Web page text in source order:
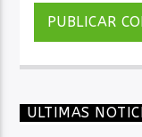
ULTIMAS